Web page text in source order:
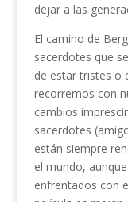
dejar a las
El camino de
sacerdotes que
de estar tristes o
recorremos con
cambios
sacerdotes
están siempre
el mundo,
enfrentados con